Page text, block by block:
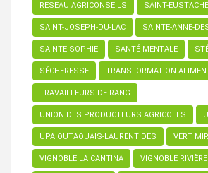
RÉSEAU AGRICONSEILS SAINT-EUSTACHE
SAINT-JOSEPH-DU-LAC SAINTE-ANNE-
SAINTE-SOPHIE SANTÉ MENTALE
SÉCHERESSE TRANSFORMATION
TRAVAILLEURS DE RANG
UNION DES PRODUCTEURS AGRICOLES
UPA OUTAOUAIS-LAURENTIDES VERT
VIGNOBLE LA CANTINA VIGNOBLE